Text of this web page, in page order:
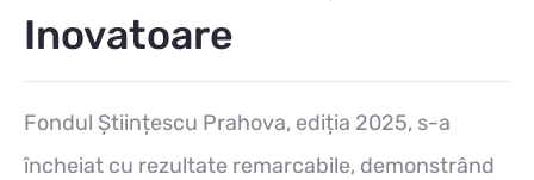
Inovatoare
Fondul Științescu Prahova, ediția 2025, s-a
încheiat cu rezultate remarcabile, demonstrând